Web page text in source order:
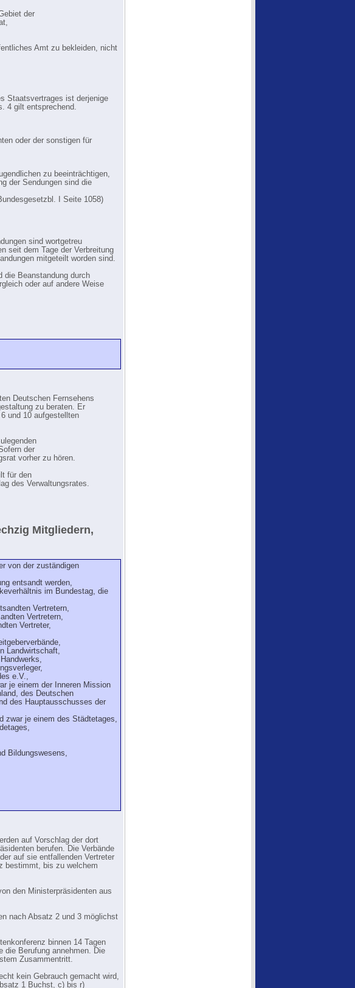
der
Amt zu bekleiden, nicht
Staatsvertrages ist derjenige
4 gilt entsprechend.
oder der sonstigen für
zu beeinträchtigen,
der Sendungen sind die
I Seite 1058)
sind wortgetreu
seit dem Tage der Verbreitung
mitgeteilt worden sind.
die Beanstandung durch
oder auf andere Weise
Deutschen Fernsehens
zu beraten. Er
und 10 aufgestellten
der
vorher zu hören.
für den
des Verwaltungsrates.
Mitgliedern,
von der zuständigen
entsandt werden,
im Bundestag, die
Vertretern,
Vertretern,
Vertreter,
Landwirtschaft,
e.V.,
je einem der Inneren Mission
des Deutschen
des Hauptausschusses der
zwar je einem des Städtetages,
Bildungswesens,
auf Vorschlag der dort
berufen. Die Verbände
auf sie entfallenden Vertreter
bestimmt, bis zu welchem
den Ministerpräsidenten aus
nach Absatz 2 und 3 möglichst
binnen 14 Tagen
die Berufung annehmen. Die
Zusammentritt.
kein Gebrauch gemacht wird,
1 Buchst, c) bis r)